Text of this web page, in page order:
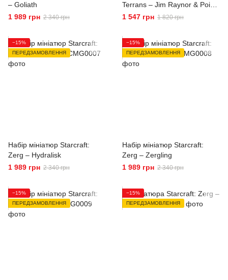
– Goliath
1 989 грн 2 340 грн
Terrans – Jim Raynor & Point
Defense Drone
1 547 грн 1 820 грн
−15%
ПЕРЕДЗАМОВЛЕННЯ
Набір мініатюр Starcraft:
Zerg – Hydralisk
1 989 грн 2 340 грн
−15%
ПЕРЕДЗАМОВЛЕННЯ
Набір мініатюр Starcraft:
Zerg – Zergling
1 989 грн 2 340 грн
−15%
ПЕРЕДЗАМОВЛЕННЯ
−15%
ПЕРЕДЗАМОВЛЕННЯ